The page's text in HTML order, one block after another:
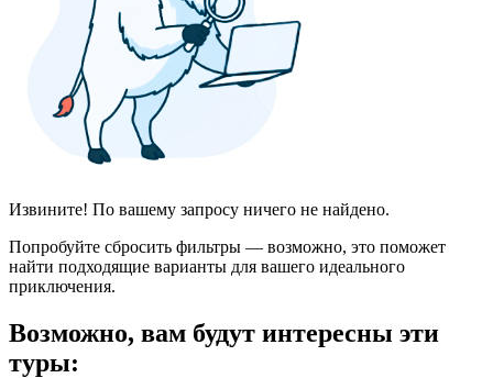
Извините! По вашему запросу ничего не найдено.
Попробуйте сбросить фильтры — возможно, это поможет
найти подходящие варианты для вашего идеального
приключения.
Возможно, вам будут интересны эти
туры: